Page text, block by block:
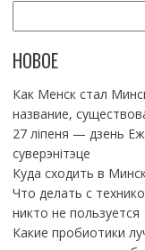
НОВОЕ
Как Менск стал
название,
27 ліпеня — дзень
суверэнітэце
Куда сходить в
Что делать с
никто не пользуется
Какие пробиотики